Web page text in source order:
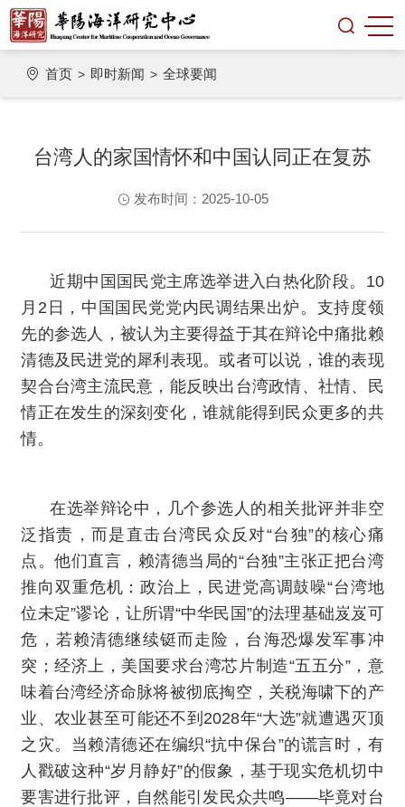
首页 > 即时新闻 > 全球要闻
台湾人的家国情怀和中国认同正在复苏
发布时间：2025-10-05
近期中国国民党主席选举进入白热化阶段。10
月2日，中国国民党党内民调结果出炉。支持度领
先的参选人，被认为主要得益于其在辩论中痛批赖
清德及民进党的犀利表现。或者可以说，谁的表现
契合台湾主流民意，能反映出台湾政情、社情、民
情正在发生的深刻变化，谁就能得到民众更多的共
情。
在选举辩论中，几个参选人的相关批评并非空
泛指责，而是直击台湾民众反对“台独”的核心痛
点。他们直言，赖清德当局的“台独”主张正把台湾
推向双重危机：政治上，民进党高调鼓噪“台湾地
位未定”谬论，让所谓“中华民国”的法理基础岌岌可
危，若赖清德继续铤而走险，台海恐爆发军事冲
突；经济上，美国要求台湾芯片制造“五五分”，意
味着台湾经济命脉将被彻底掏空，关税海啸下的产
业、农业甚至可能还不到2028年“大选”就遭遇灭顶
之灾。当赖清德还在编织“抗中保台”的谎言时，有
人戳破这种“岁月静好”的假象，基于现实危机切中
要害进行批评，自然能引发民众共鸣——毕竟对台